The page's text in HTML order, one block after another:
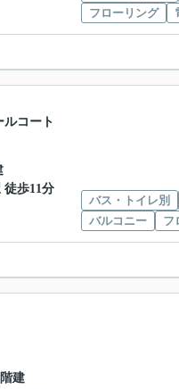
フローリング
ルコート
徒歩11分
バス・トイレ別
バルコニー
フ
建